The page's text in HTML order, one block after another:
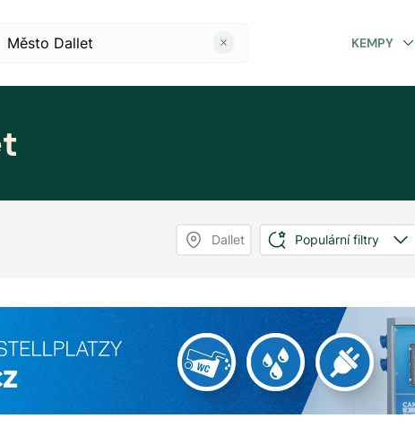
KEMPY
Dallet Populární filtry